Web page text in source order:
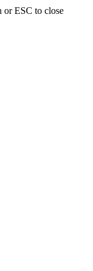
or ESC to close